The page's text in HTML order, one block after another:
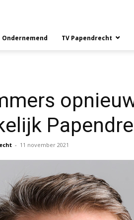
Ondernemend TV Papendrecht
- 11 november 2021